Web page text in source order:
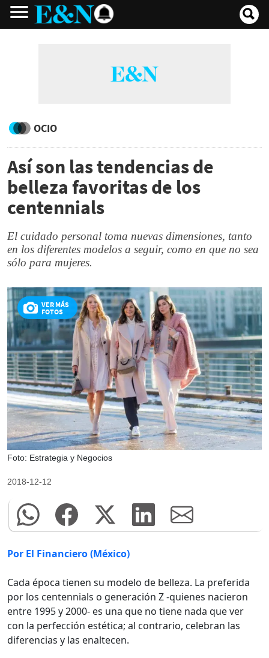
OCIO
Así son las tendencias de
belleza favoritas de los
centennials
El cuidado personal toma nuevas dimensiones, tanto
en los diferentes modelos a seguir, como en que no sea
sólo para mujeres.
VER MÁS
FOTOS
Foto: Estrategia y Negocios
2018-12-12
Por El Financiero (México)
Cada época tienen su modelo de belleza. La preferida
por los centennials o generación Z -quienes nacieron
entre 1995 y 2000- es una que no tiene nada que ver
con la perfección estética; al contrario, celebran las
diferencias y las enaltecen.